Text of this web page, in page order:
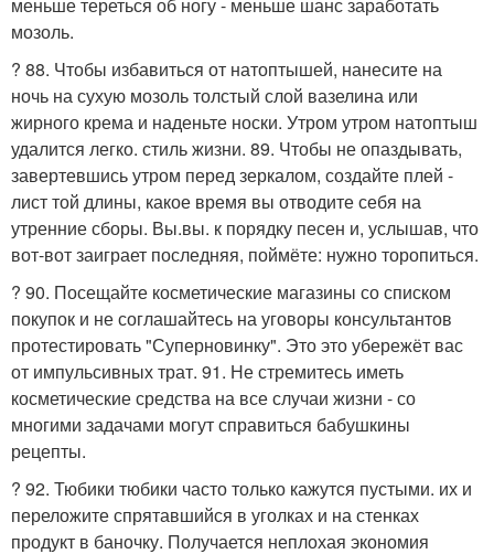
мозоль.
? 88. Чтобы избавиться от натоптышей, нанесите на
ночь на сухую мозоль толстый слой вазелина или
жирного крема и наденьте носки. Утром утром натоптыш
удалится легко. стиль жизни. 89. Чтобы не опаздывать,
завертевшись утром перед зеркалом, создайте плей -
лист той длины, какое время вы отводите себя на
утренние сборы. Вы.вы. к порядку песен и, услышав, что
вот-вот заиграет последняя, поймёте: нужно торопиться.
? 90. Посещайте косметические магазины со списком
покупок и не соглашайтесь на уговоры консультантов
протестировать "Суперновинку". Это это убережёт вас
от импульсивных трат. 91. Не стремитесь иметь
косметические средства на все случаи жизни - со
многими задачами могут справиться бабушкины
рецепты.
? 92. Тюбики тюбики часто только кажутся пустыми. их и
переложите спрятавшийся в уголках и на стенках
продукт в баночку. Получается неплохая экономия